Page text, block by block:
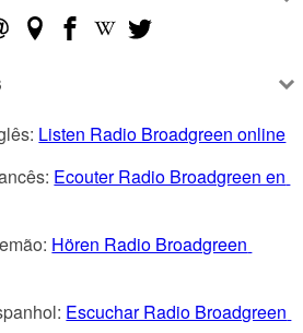
Listen Radio Broadgreen online
Ecouter Radio Broadgreen en
Hören Radio Broadgreen
Escuchar Radio Broadgreen